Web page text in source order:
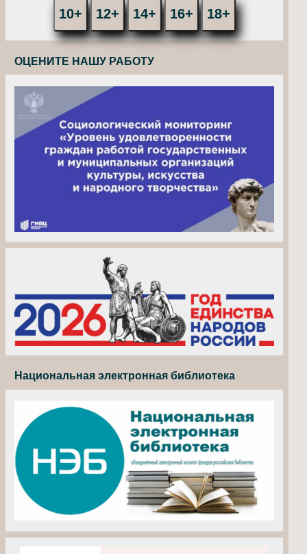
10+ 12+ 14+ 16+ 18+
ОЦЕНИТЕ НАШУ РАБОТУ
Национальная электронная библиотека